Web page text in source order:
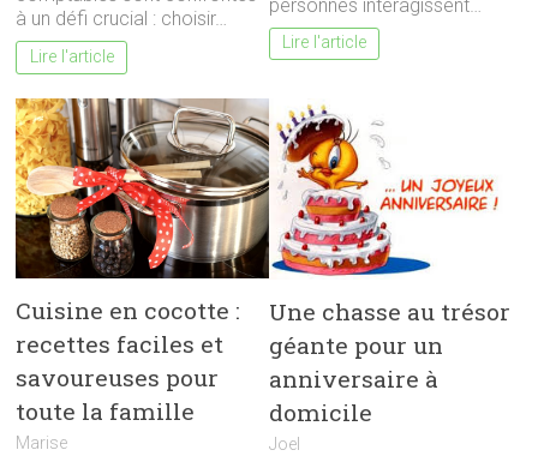
à un défi crucial : choisir…
Lire l'article
personnes interagissent…
Lire l'article
Cuisine en cocotte :
recettes faciles et
savoureuses pour
toute la famille
Marise
Une chasse au trésor
géante pour un
anniversaire à
domicile
Joel